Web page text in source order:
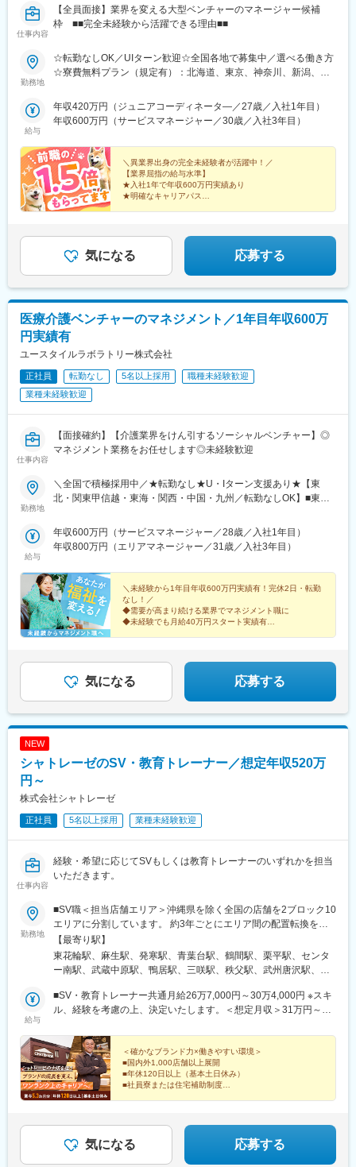
駅、御殿場駅、ジヤトコ前駅、城ケ崎海岸駅、大場駅、三島二日
町駅、静岡駅、岳南原田駅、遠州病院駅、菊川駅(静岡県)、常葉大
駅、諏訪町駅、二川駅、東田駅、北岡崎駅、愛知大学前駅、大門
駅(愛知県)、竹村駅、桜井駅(愛知県)、若林駅(愛知県)、南栄駅、
駅、荒子駅、ささしまライブ駅、八草駅(リニモ)、味美駅(名鉄
線)、中水野駅、竹鼻駅、羽島市役所前駅、美濃青柳駅、関市役所
井田川駅、五十鈴ケ丘駅、斎宮駅、高茶屋駅、桔梗が丘駅、関駅
(三重県)、一身田駅、下深谷駅、川越富洲原駅、相可駅、龍安寺
駅、高井田駅(地下鉄)、光明池駅、今里駅(地下鉄)、八尾南駅、総
持寺駅、富田駅(大阪府)、寝屋川市駅、高槻市駅、富雄駅、山瀬
駅、鴨島駅、阿波半田駅、勝瑞駅、阿波山川駅、昭和町駅(香川
寺駅(香川県)、八十場駅、伊予三芳駅、川之江駅、東比恵駅、新飯
塚駅、笹原駅、教育大前駅、小波瀬西工大前駅、遠賀野駅、南福
岡駅、筑後吉井駅、池尻駅、中原駅、佐賀駅、日田駅、光岡駅、
笹谷駅、陽東３丁目駅、中央前橋駅、西千葉駅、新千葉駅、下丸
子駅、向原駅(東京都)、笹塚駅、東長崎駅、淡路町駅、競艇場前
駅、京王多摩センター駅、宮ノ前駅、京王八王子駅、東門前駅、
比奈駅、南荒子駅、米野駅、八草駅、味美駅(東海交通線)、高井田
中央駅、長原駅(大阪府)、高槻駅、滝宮駅、雑餉隈駅、南友田駅、
仙台駅(地下鉄)、名古屋駅、御影駅(兵庫県・阪神線)、京成千葉
駅、千鳥町駅、東池袋四丁目駅、大手町駅(東京都)、多摩センター
駅、荒川遊園地前駅、鈴木町駅
仕事内容
【全員面接】業界を変える大型ベンチャーのマネージャー候補
枠 ■■完全未経験から活躍できる理由■■
勤務地
☆転勤なしOK／UIターン歓迎☆全国各地で募集中／選べる働き方
☆寮費無料プラン（規定有）：北海道、東京、神奈川、新潟、三
ス】◇地元採用・転勤なし可■東北／北海道、青森、岩手、宮城、
山形、福島■関東甲信越／茨城、栃木、群馬、埼玉、千葉、東京、
神奈川、新潟、富山、山梨、長野■東海／岐阜、静岡、愛知、三重
山、広島、山口、徳島、香川、愛媛、高知■九州／福岡、佐賀、長
崎、熊本、大分、宮崎、鹿児島、沖縄☆江戸川・川崎・湘南・川
越・香川・徳島・青森・多摩川にて新規オープン★別事業へのキ
ャリアチェンジによる昇格可能☆ページ下部「勤務地の一例」も
ご参照ください【2／全国マネージャーコース】◆全国募集／引越
在地はHP参照⇒養成期間後の勤務地は現在お住まいの地域又はジ
ェネラルマネージャーと相談の上決定◆引越し手当支給・家賃無
料の借り上げ社宅提供☆早期キャリアアップしたい方に最適なポ
ジション
給与
年収420万円（ジュニアコーディネータ―／27歳／入社1年目）
年収600万円（サービスマネージャー／30歳／入社3年目）
＼異業界出身の完全未経験者が活躍中！／
【業界屈指の給与水準】
★入社1年で年収600万円実績あり
★明確なキャリアパス
気になる 応募する
医療介護ベンチャーのマネジメント／1年目年収600万
円実績有
ユースタイルラボラトリー株式会社
正社員 転勤なし 5名以上採用
職種未経験歓迎
業種未経験歓迎
仕事内容
【面接確約】【介護業界をけん引するソーシャルベンチャー】◎
マネジメント業務をお任せします◎未経験歓迎
勤務地
＼全国で積極採用中／★転勤なし★U・Iターン支援あり★【東
北・関東甲信越・東海・関西・中国・九州／転勤なしOK】■東北
木、群馬、埼玉、千葉、東京、神奈川、新潟、富山、山梨、長野■
東海／岐阜、静岡、愛知、三重■関西／滋賀、京都、大阪、兵庫、
奈良、和歌山■中国・四国／岡山、広島、山口、徳島、香川、愛
沖縄★【エリア勤務希望・移住希望の方優遇】：サポート制度も
充実していますので、現在のお住まいに関わらずご希望をお知ら
せください！☆『寮費無料プラン』あり（規定有）：下記勤務地
希望・移住希望の方はお気軽にご相談ください！※【北海道】【東
京都】【神奈川県】【新潟県】【三重県】【滋賀県】【沖縄県】
用会社負担等の移住支援あり（規定有）・U・Iターン転勤希望者
への1年間の支援あり（規定有）★江戸川・川崎・湘南・川越・香
川・徳島・青森にて新規事業所オープン！
給与
年収600万円（サービスマネージャー／28歳／入社1年目）
年収800万円（エリアマネージャー／31歳／入社3年目）
＼未経験から1年目年収600万円実績有！完休2日・転勤
なし！／
◆需要が高まり続ける業界でマネジメント職に
◆未経験でも月給40万円スタート実績有
気になる 応募する
NEW
シャトレーゼのSV・教育トレーナー／想定年収520万
円～
株式会社シャトレーゼ
正社員 5名以上採用 業種未経験歓迎
仕事内容
経験・希望に応じてSVもしくは教育トレーナーのいずれかを担当
いただきます。
勤務地
■SV職＜担当店舗エリア＞沖縄県を除く全国の店舗を2ブロック10
エリアに分割しています。 約3年ごとにエリア間の配置転換を行
い、多様な経験を積みながらキャリア形成いただきます。・北海
道・東北 ・北関東 ・埼玉千葉 ・東京神奈川 ・北陸甲信越 ・東海
・近畿 ・兵庫中四国 ・九州※全国転勤が発生するポジションです※
店舗がないエリアの研修は近隣エリア店舗で実施頂きます※車での
移動がメインとなります（運転免許／経験必須）■教育トレーナー
（月4～5回）受動喫煙対策：分煙
【最寄り駅】
東花輪駅、麻生駅、発寒駅、青葉台駅、鶴間駅、栗平駅、センタ
ー南駅、武蔵中原駅、鴨居駅、三咲駅、秩父駅、武州唐沢駅、和
駅、恵比寿駅、代々木公園駅、新宿御苑前駅、阿佐ケ谷駅、京成
曳舟駅、築地市場駅、永田町駅、池袋駅、白金台駅、乃木坂駅、
山駅(福岡県)、赤間駅、小淵沢駅、竜王駅、石和温泉駅、甲府駅、
国母駅、酒折駅、波高島駅、新琴似駅、センター北駅、二和向台
駅、毛呂駅、西高島平駅、代官山駅、代々木八幡駅、四谷三丁目
駅、新宿三丁目駅、南阿佐ケ谷駅、曳舟駅、東銀座駅、赤坂見附
駅、東池袋駅、白金高輪駅、九品仏駅、高島平駅、千駄ケ谷駅、
給与
■SV・教育トレーナー共通月給26万7,000円～30万4,000円 ※スキ
ル、経験を考慮の上、決定いたします。＜想定月収＞31万円～44
＜確かなブランド力×働きやすい環境＞
■国内外1,000店舗以上展開
■年休120日以上（基本土日休み）
■社員寮または住宅補助制度
経営視点やマネジメント力を磨きながら、長くキャリア
を築いていける環境です。
気になる 応募する